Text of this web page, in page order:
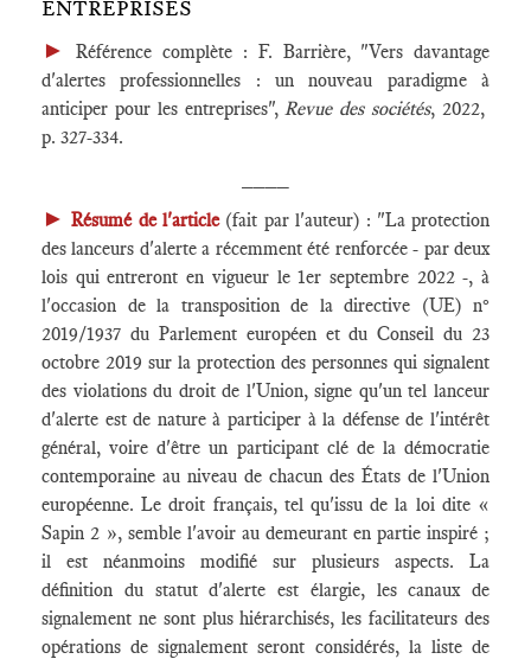
ENTREPRISES
►
Référence complète : F. Barrière, "Vers davantage
d'alertes professionnelles : un nouveau paradigme à
anticiper pour les entreprises",Revue des sociétés, 2022,
p. 327-334.
► Résumé de l'article(fait par l'auteur) : "La protection
des lanceurs d'alerte a récemment été renforcée - par deux
lois qui entreront en vigueur le 1er septembre 2022 -, à
l'occasion de la transposition de la directive (UE) n°
2019/1937 du Parlement européen et du Conseil du 23
octobre 2019 sur la protection des personnes qui signalent
des violations du droit de l'Union, signe qu'un tel lanceur
d'alerte est de nature à participer à la défense de l'intérêt
général, voire d'être un participant clé de la démocratie
contemporaine au niveau de chacun des États de l'Union
européenne. Le droit français, tel qu'issu de la loi dite «
Sapin 2 », semble l'avoir au demeurant en partie inspiré ;
il est néanmoins modifié sur plusieurs aspects. La
définition du statut d'alerte est élargie, les canaux de
signalement ne sont plus hiérarchisés, les facilitateurs des
opérations de signalement seront considérés, la liste de